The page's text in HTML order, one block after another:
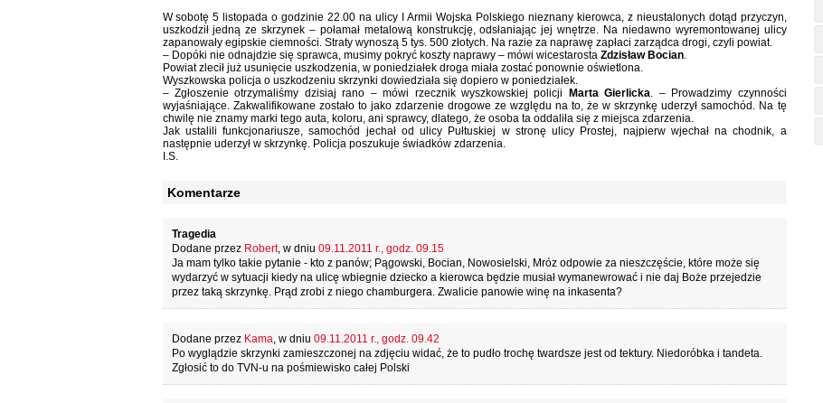
W sobotę 5 listopada o godzinie 22.00 na ulicy I Armii Wojska Polskiego nieznany kierowca, z nieustalonych dotąd przyczyn,
uszkodził jedną ze skrzynek – połamał metalową konstrukcję, odsłaniając jej wnętrze. Na niedawno wyremontowanej ulicy
zapanowały egipskie ciemności. Straty wynoszą 5 tys. 500 złotych. Na razie za naprawę zapłaci zarządca drogi, czyli powiat.
– Dopóki nie odnajdzie się sprawca, musimy pokryć koszty naprawy – mówi wicestarosta Zdzisław Bocian.
Powiat zlecił już usunięcie uszkodzenia, w poniedziałek droga miała zostać ponownie oświetlona.
Wyszkowska policja o uszkodzeniu skrzynki dowiedziała się dopiero w poniedziałek.
– Zgłoszenie otrzymaliśmy dzisiaj rano – mówi rzecznik wyszkowskiej policji
Marta Gierlicka. – Prowadzimy czynności
wyjaśniające. Zakwalifikowane zostało to jako zdarzenie drogowe ze względu na to, że w skrzynkę uderzył samochód. Na tę
chwilę nie znamy marki tego auta, koloru, ani sprawcy, dlatego, że osoba ta oddaliła się z miejsca zdarzenia.
Jak ustalili funkcjonariusze, samochód jechał od ulicy Pułtuskiej w stronę ulicy Prostej, najpierw wjechał na chodnik, a
następnie uderzył w skrzynkę. Policja poszukuje świadków zdarzenia.
I.S.
Komentarze
Tragedia
Dodane przez Robert, w dniu 09.11.2011 r., godz. 09.15
Ja mam tylko takie pytanie - kto z panów; Pągowski, Bocian, Nowosielski, Mróz odpowie za nieszczęście, które może się
wydarzyć w sytuacji kiedy na ulicę wbiegnie dziecko a kierowca będzie musiał wymanewrować i nie daj Boże przejedzie
przez taką skrzynkę. Prąd zrobi z niego chamburgera. Zwalicie panowie winę na inkasenta?
Dodane przez Kama, w dniu 09.11.2011 r., godz. 09.42
Po wyglądzie skrzynki zamieszczonej na zdjęciu widać, że to pudło trochę twardsze jest od tektury. Niedoróbka i tandeta.
Zgłosić to do TVN-u na pośmiewisko całej Polski